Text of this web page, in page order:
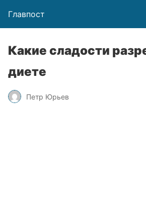
Главпост
Какие сладости
диете
Петр Юрьев